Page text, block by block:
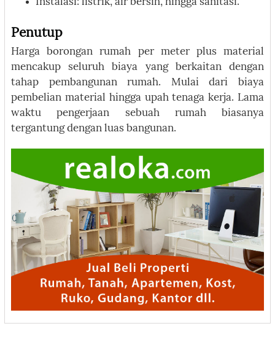
Penutup
Harga borongan rumah per meter plus material
mencakup seluruh biaya yang berkaitan dengan
tahap pembangunan rumah. Mulai dari biaya
pembelian material hingga upah tenaga kerja. Lama
waktu pengerjaan sebuah rumah biasanya
tergantung dengan luas bangunan.